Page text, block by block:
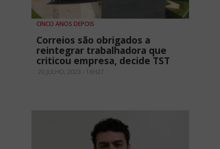
CINCO ANOS DEPOIS
Correios são obrigados a
reintegrar trabalhadora que
criticou empresa, decide TST
20 JULHO, 2023 - 16H27